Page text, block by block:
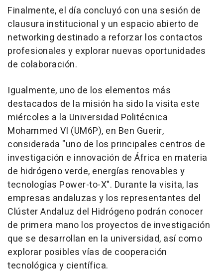
Finalmente, el día concluyó con una sesión de
clausura institucional y un espacio abierto de
networking destinado a reforzar los contactos
profesionales y explorar nuevas oportunidades
de colaboración.
Igualmente, uno de los elementos más
destacados de la misión ha sido la visita este
miércoles a la Universidad Politécnica
Mohammed VI (UM6P), en Ben Guerir,
considerada "uno de los principales centros de
investigación e innovación de África en materia
de hidrógeno verde, energías renovables y
tecnologías Power-to-X". Durante la visita, las
empresas andaluzas y los representantes del
Clúster Andaluz del Hidrógeno podrán conocer
de primera mano los proyectos de investigación
que se desarrollan en la universidad, así como
explorar posibles vías de cooperación
tecnológica y científica.